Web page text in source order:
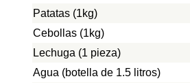
Patatas (1kg)
Cebollas (1kg)
Lechuga (1 pieza)
Agua (botella de 1.5 litros)